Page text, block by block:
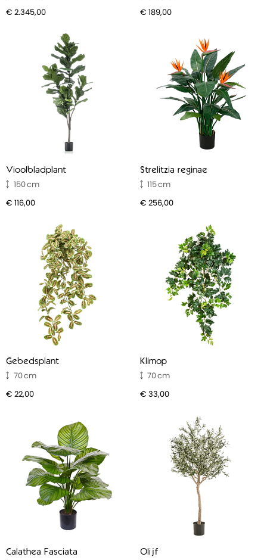
Allergievriendelijk:
Kunstbloemenzijn ideaal voor
natuur in huis zonder pollen of andere allergenen.
Populair zijn de de
Flexibel in plaatsing:
Omdat ze geen zonlicht of
specifieke temperaturen nodig hebben, kun je
kunstplanten overal neerzetten: donkere hoeken,
badkamers of kantoren zonder ramen.
€ 2.345,00
€ 189,00
Vioolbladplant
150
€ 116,00
Strelitzia reginae
115
€ 256,00
Gebedsplant
70
€ 22,00
Klimop
70
€ 33,00
Calathea Fasciata Olijf